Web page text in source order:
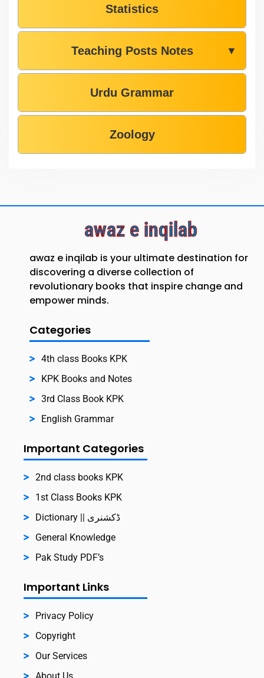
Statistics
Teaching Posts Notes ▼
Urdu Grammar
Zoology
awaz e inqilab
awaz e inqilab is your ultimate destination for
discovering a diverse collection of
revolutionary books that inspire change and
empower minds.
Categories
4th class Books KPK
KPK Books and Notes
3rd Class Book KPK
English Grammar
Important Categories
2nd class books KPK
1st Class Books KPK
Dictionary || ڈکشنری
General Knowledge
Pak Study PDF’s
Important Links
Privacy Policy
Copyright
Our Services
About Us